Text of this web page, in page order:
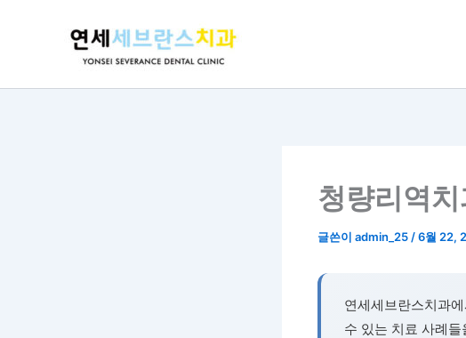
청량리역
글쓴이 admin_25 /6월 22,
연세세브란스치과
수 있는 치료 사례